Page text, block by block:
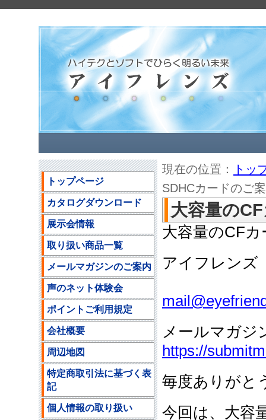
現在の位置：
トッ
SDHCカードのご
大容量の
大容量のCF
アイフレン
メールマガジ
https://
毎度ありがと
今回は、大容
トップページ
カタログダウンロード
展示会情報
取り扱い商品一覧
メールマガジンのご案内
声のネット体験会
ポイントご利用規定
会社概要
周辺地図
特定商取引法に基づく表
記
個人情報の取り扱い